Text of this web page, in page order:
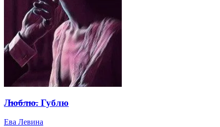
Л̶ю̶б̶л̶ю̶. Гублю
Ева Левина